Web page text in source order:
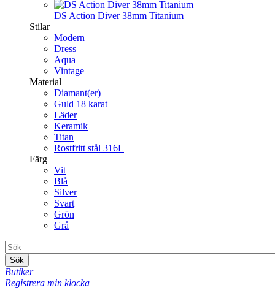
DS Action Diver 38mm Titanium
Stilar
Modern
Dress
Aqua
Vintage
Material
Diamant(er)
Guld 18 karat
Läder
Keramik
Titan
Rostfritt stål 316L
Färg
Vit
Blå
Silver
Svart
Grön
Grå
Sök
Butiker
Registrera min klocka